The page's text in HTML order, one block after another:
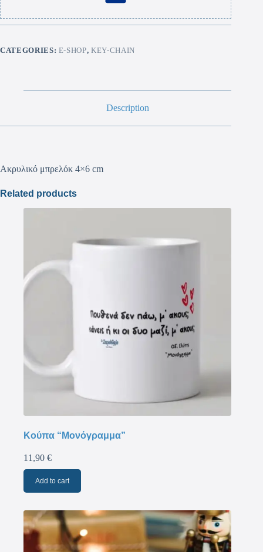
CATEGORIES: E-SHOP,KEY-CHAIN
Description
Ακρυλικό μπρελόκ 4×6 cm
Related products
Κούπα “Μονόγραμμα”
11,90 €
Add to cart